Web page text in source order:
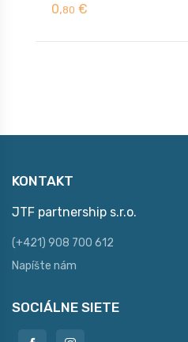
0,80 €
KONTAKT
JTF partnership s.r.o.
(+421) 908 700 612
Napíšte nám
SOCIÁLNE SIETE